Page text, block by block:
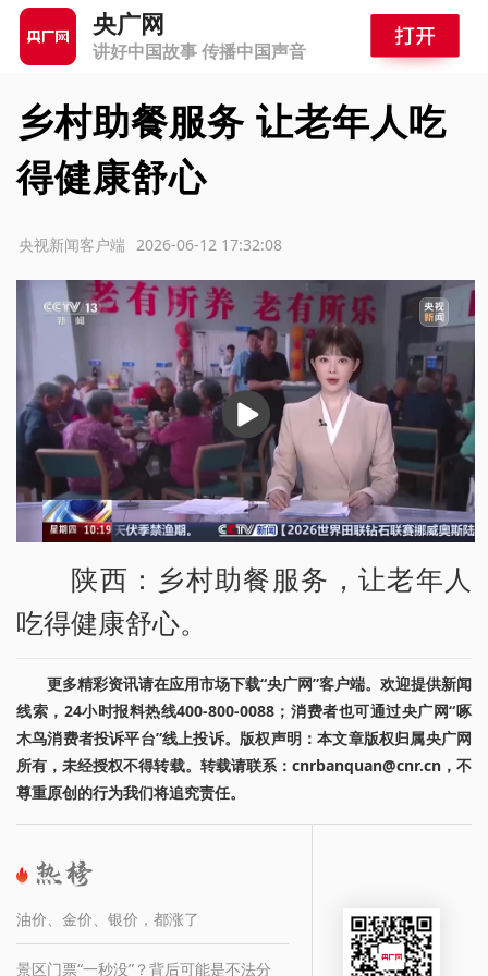
央广网
讲好中国故事 传播中国声音
乡村助餐服务 让老年人吃
得健康舒心
2026-06-12 17:32:08
央视新闻客户端
播
放
陕西：乡村助餐服务，让老年人
吃得健康舒心。
更多精彩资讯请在应用市场下载“央广网”客户端。欢迎提供新闻
线索，24小时报料热线400-800-0088；消费者也可通过央广网“啄
木鸟消费者投诉平台”线上投诉。版权声明：本文章版权归属央广网
所有，未经授权不得转载。转载请联系：cnrbanquan@cnr.cn，不
尊重原创的行为我们将追究责任。
油价、金价、银价，都涨了
景区门票“一秒没”？背后可能是不法分